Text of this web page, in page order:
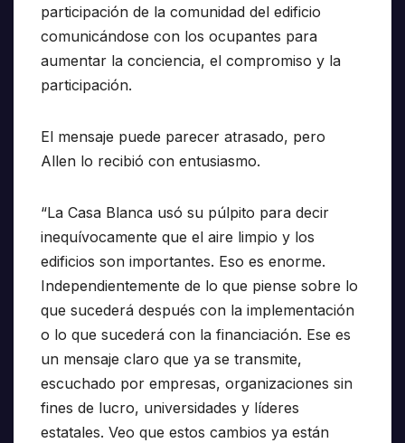
participación de la comunidad del edificio
comunicándose con los ocupantes para
aumentar la conciencia, el compromiso y la
participación.
El mensaje puede parecer atrasado, pero
Allen lo recibió con entusiasmo.
“La Casa Blanca usó su púlpito para decir
inequívocamente que el aire limpio y los
edificios son importantes. Eso es enorme.
Independientemente de lo que piense sobre lo
que sucederá después con la implementación
o lo que sucederá con la financiación. Ese es
un mensaje claro que ya se transmite,
escuchado por empresas, organizaciones sin
fines de lucro, universidades y líderes
estatales. Veo que estos cambios ya están